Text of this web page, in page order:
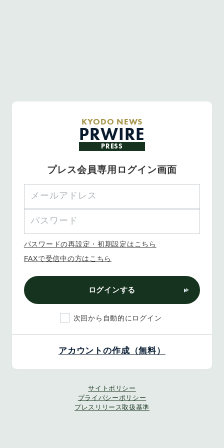
KYODO NEWS
PRWIRE
PRESS
プレス会員専用ログイン画面
パスワードの再設定・初期設定はこちら
FAXで受信中の方はこちら
ログインする
次回から自動的にログイン
アカウントの作成（無料）
サイトポリシー
プライバシーポリシー
プレスリリース取扱基準